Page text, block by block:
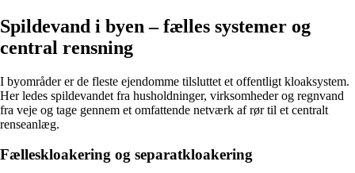
Spildevand i byen – fælles systemer og
central rensning
I byområder er de fleste ejendomme tilsluttet et offentligt kloaksystem.
Her ledes spildevandet fra husholdninger, virksomheder og regnvand
fra veje og tage gennem et omfattende netværk af rør til et centralt
renseanlæg.
Fælleskloakering og separatkloakering